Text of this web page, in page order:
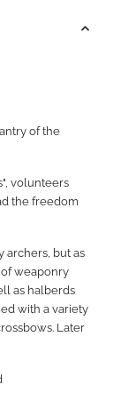
of the
volunteers
the freedom
archers, but as
weaponry
as halberds
with a variety
Later